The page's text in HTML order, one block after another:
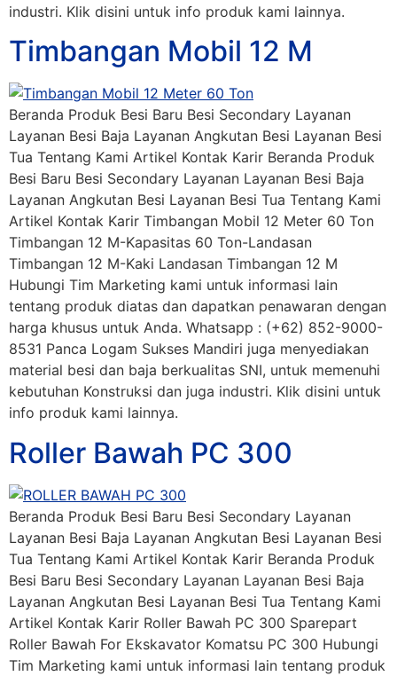
industri. Klik disini untuk info produk kami lainnya.
Timbangan Mobil 12 M
Beranda Produk Besi Baru Besi Secondary Layanan
Layanan Besi Baja Layanan Angkutan Besi Layanan Besi
Tua Tentang Kami Artikel Kontak Karir Beranda Produk
Besi Baru Besi Secondary Layanan Layanan Besi Baja
Layanan Angkutan Besi Layanan Besi Tua Tentang Kami
Artikel Kontak Karir Timbangan Mobil 12 Meter 60 Ton
Timbangan 12 M-Kapasitas 60 Ton-Landasan
Timbangan 12 M-Kaki Landasan Timbangan 12 M
Hubungi Tim Marketing kami untuk informasi lain
tentang produk diatas dan dapatkan penawaran dengan
harga khusus untuk Anda. Whatsapp : (+62) 852-9000-
8531 Panca Logam Sukses Mandiri juga menyediakan
material besi dan baja berkualitas SNI, untuk memenuhi
kebutuhan Konstruksi dan juga industri. Klik disini untuk
info produk kami lainnya.
Roller Bawah PC 300
Beranda Produk Besi Baru Besi Secondary Layanan
Layanan Besi Baja Layanan Angkutan Besi Layanan Besi
Tua Tentang Kami Artikel Kontak Karir Beranda Produk
Besi Baru Besi Secondary Layanan Layanan Besi Baja
Layanan Angkutan Besi Layanan Besi Tua Tentang Kami
Artikel Kontak Karir Roller Bawah PC 300 Sparepart
Roller Bawah For Ekskavator Komatsu PC 300 Hubungi
Tim Marketing kami untuk informasi lain tentang produk